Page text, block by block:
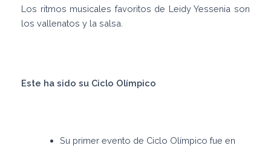
Los ritmos musicales favoritos de Leidy Yessenia son
los vallenatos y la salsa.
Este ha sido su Ciclo Olímpico
Su primer evento de Ciclo Olímpico fue en